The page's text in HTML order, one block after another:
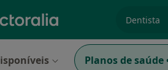
Planos de saúde